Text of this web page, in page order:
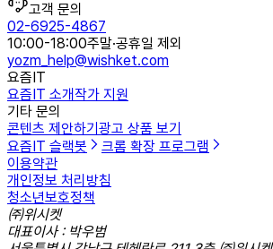
고객 문의
02-6925-4867
10:00-18:00주말·공휴일 제외
yozm_help@wishket.com
요즘IT
요즘IT 소개작가 지원
기타 문의
콘텐츠 제안하기 광고 상품 보기
요즘IT 슬랙봇
크롬 확장 프로그램
이용약관
개인정보 처리방침
청소년보호정책
㈜위시켓
대표이사 : 박우범